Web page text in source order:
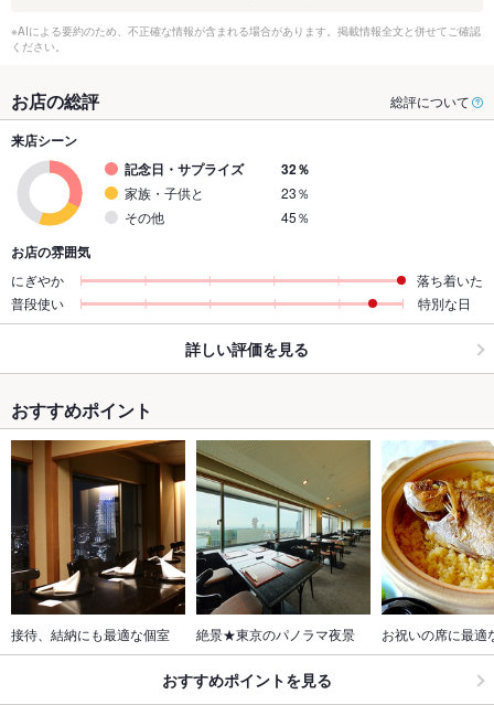
※AIによる要約のため、不正確な情報が含まれる場合があります。掲載情報全文と併せてご確認
ください。
お店の総評 総評について
来店シーン
記念日・サプライズ
32％
家族・子供と
23％
その他
45％
お店の雰囲気
にぎやか
落ち着いた
普段使い
特別な日
詳しい評価を見る
おすすめポイント
接待、結納にも最適な個室 絶景★東京のパノラマ夜景 お祝いの席に最適
おすすめポイントを見る